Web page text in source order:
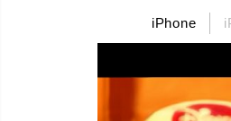
iPhone